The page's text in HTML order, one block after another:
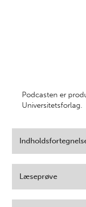
Podcasten er
Universitetsforlag.
Læseprøve